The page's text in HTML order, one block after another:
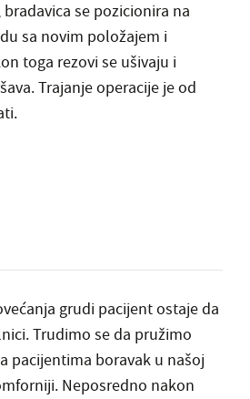
se pozicionira na
sa novim položajem i
toga rezovi se ušivaju i
Trajanje operacije je od
grudi pacijent ostaje da
Trudimo se da pružimo
pacijentima boravak u našoj
Neposredno nakon